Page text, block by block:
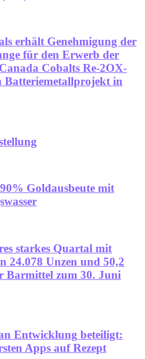
erhält Genehmigung der
für den Erwerb der
Cobalts Re-2OX-
Batteriemetallprojekt in
Goldausbeute mit
starkes Quartal mit
24.078 Unzen und 50,2
Barmittel zum 30. Juni
Entwicklung beteiligt:
Apps auf Rezept